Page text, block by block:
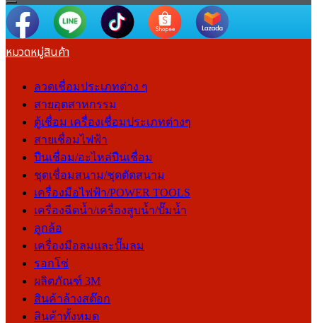
หมวดหมู่สินค้า
ลวดเชื่อมประเภทต่าง ๆ
สายอุตสาหกรรม
ตู้เชื่อม เครื่องเชื่อมประเภทต่างๆ
สายเชื่อมไฟฟ้า
ปืนเชื่อม/อะไหล่ปืนเชื่อม
ชุดเชื่อมสนาม/ชุดตัดสนาม
เครื่องมือไฟฟ้า/POWER TOOLS
เครื่องฉีดน้ำ/เครื่องสูบน้ำ/ปั๊มน้ำ
ลูกล้อ
เครื่องมือลมและปั๊มลม
รอกโซ่
ผลิตภัณฑ์ 3M
สินค้าล้างสต๊อก
สินค้าทั้งหมด